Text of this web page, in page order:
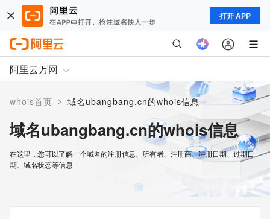
打开 APP
阿里云万网
whois首页 > 域名ubangbang.cn的whois信息
域名ubangbang.cn的whois信息
在这里，您可以了解一个域名的注册信息、所有者、注册商、注册日期、过期日
期、域名状态等信息